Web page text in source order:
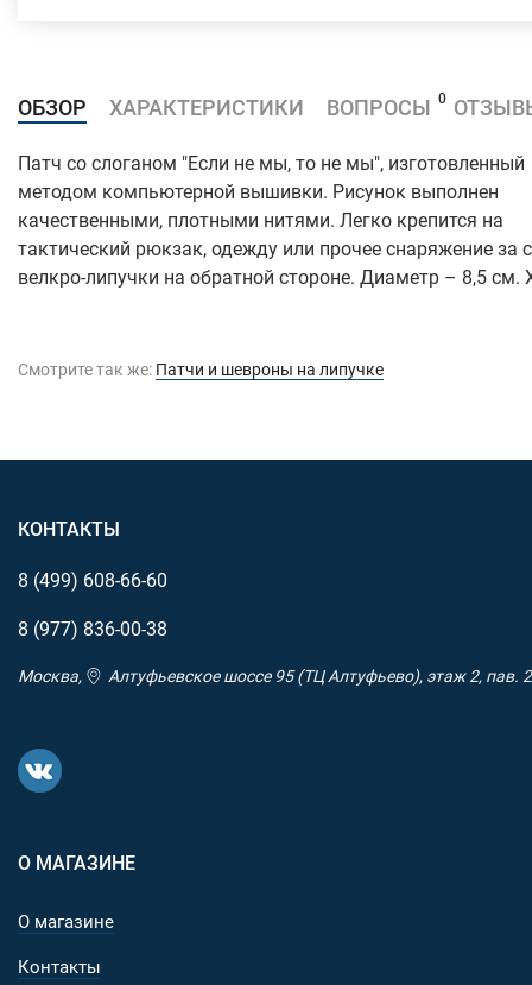
ОБЗОР ХАРАКТЕРИСТИКИ ВОПРОСЫ 0
Патч со слоганом "Если не мы, то не мы", изготовленный
методом компьютерной вышивки. Рисунок выполнен
качественными, плотными нитями. Легко крепится на
тактический рюкзак, одежду или прочее снаряжение за
велкро-липучки на обратной стороне. Диаметр – 8,5 см.
Смотрите так же: Патчи и шевроны на липучке
КОНТАКТЫ
8 (499) 608-66-60
8 (977) 836-00-38
Москва, Алтуфьевское шоссе 95 (ТЦ Алтуфьево), этаж 2, пав. 2
О МАГАЗИНЕ
О магазине
Контакты